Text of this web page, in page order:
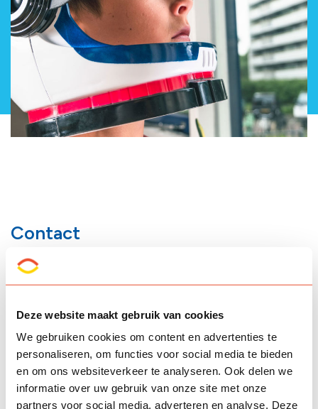
Deze website maakt gebruik van cookies
We gebruiken cookies om content en advertenties te
personaliseren, om functies voor social media te bieden
en om ons websiteverkeer te analyseren. Ook delen we
informatie over uw gebruik van onze site met onze
partners voor social media, adverteren en analyse. Deze
Contact
Directie
Wij geloven in de kracht van verbinding! Samen werken en
Directeur:
Annelies Dijkstra
0517-416066